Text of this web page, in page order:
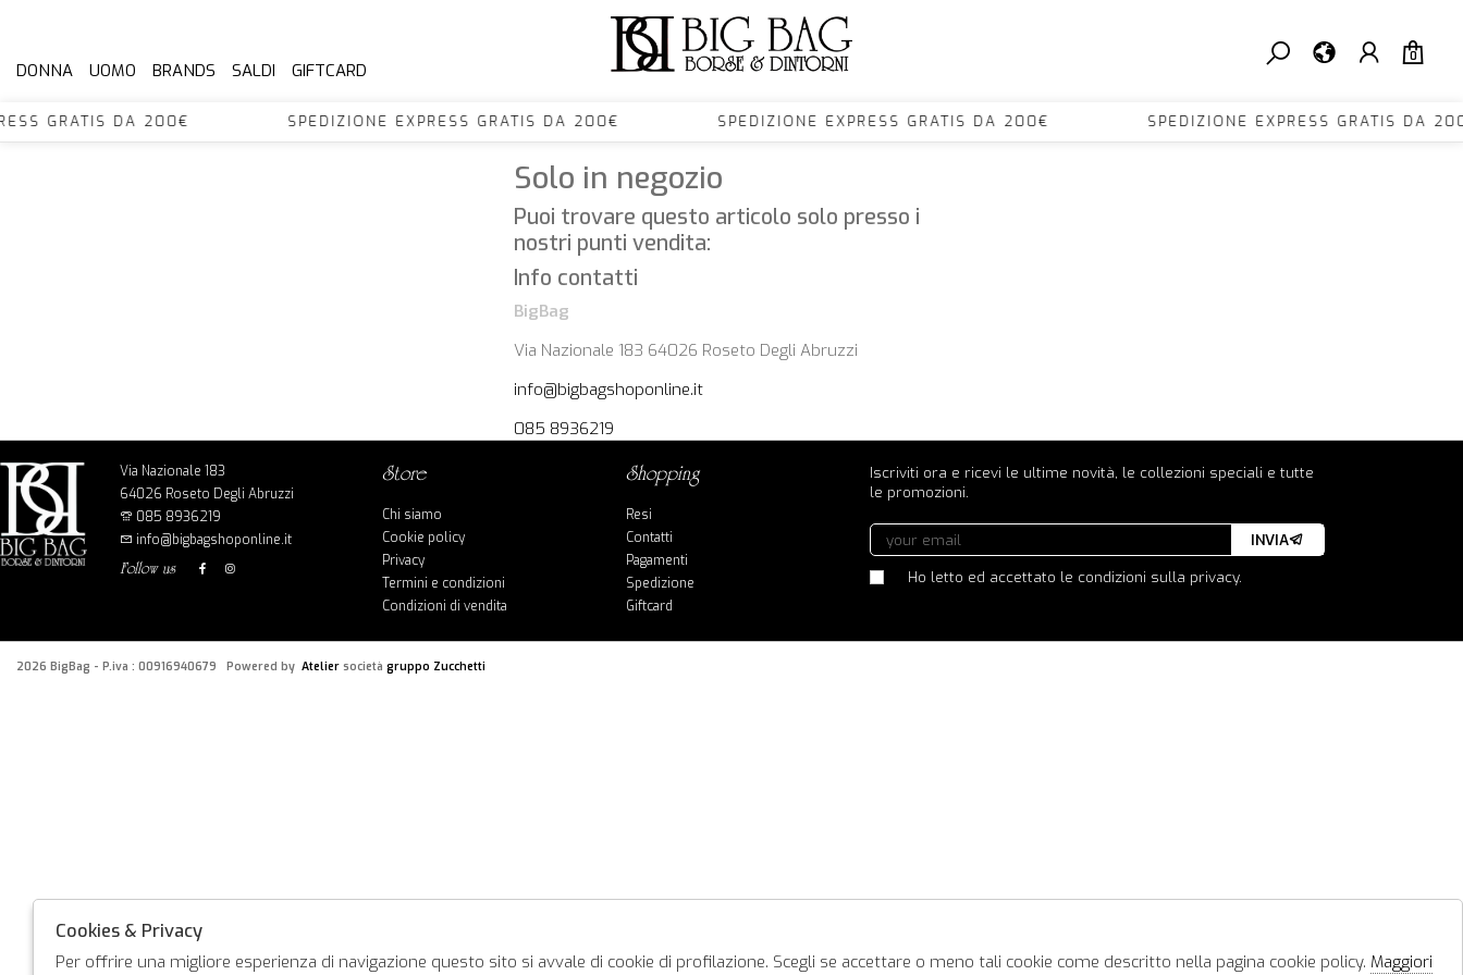
0
DONNA UOMO BRANDS SALDI GIFTCARD
GRATIS DA 200€ SPEDIZIONE EXPRESS GRATIS DA 200€ SPEDIZIONE EXPRESS GRATIS DA 200€ SPEDIZIONE EXPRESS
Solo in negozio
Puoi trovare questo articolo solo presso i
nostri punti vendita:
Info contatti
BigBag
Via Nazionale 183 64026 Roseto Degli Abruzzi
info@bigbagshoponline.it
085 8936219
Via Nazionale 183
64026 Roseto Degli Abruzzi
085 8936219
info@bigbagshoponline.it
follow us
store
Chi siamo
Cookie policy
Privacy
Termini e condizioni
Condizioni di vendita
shopping
Resi
Contatti
Pagamenti
Spedizione
Giftcard
Iscriviti ora e ricevi le ultime novità, le collezioni speciali e tutte
le promozioni.
Ho letto ed accettato le condizioni sulla privacy.
INVIA
2026 BigBag - P.iva : 00916940679 Powered by Atelier società gruppo Zucchetti
Cookies & Privacy
Per offrire una migliore esperienza di navigazione questo sito si avvale di cookie di profilazione. Scegli se accettare o meno tali cookie come descritto nella pagina cookie policy. Maggiori